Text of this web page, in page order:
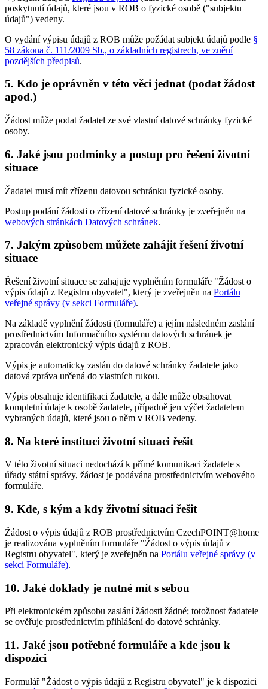
poskytnutí údajů, které jsou v ROB o fyzické osobě ("subjektu
údajů") vedeny.
O vydání výpisu údajů z ROB může požádat subjekt údajů podle §
58 zákona č. 111/2009 Sb., o základních registrech, ve znění
pozdějších předpisů.
5. Kdo je oprávněn v této věci jednat (podat žádost
apod.)
Žádost může podat žadatel ze své vlastní datové schránky fyzické
osoby.
6. Jaké jsou podmínky a postup pro řešení životní
situace
Žadatel musí mít zřízenu datovou schránku fyzické osoby.
Postup podání žádosti o zřízení datové schránky je zveřejněn na
webových stránkách Datových schránek.
7. Jakým způsobem můžete zahájit řešení životní
situace
Řešení životní situace se zahajuje vyplněním formuláře "Žádost o
výpis údajů z Registru obyvatel", který je zveřejněn na Portálu
veřejné správy (v sekci Formuláře).
Na základě vyplnění žádosti (formuláře) a jejím následném zaslání
prostřednictvím Informačního systému datových schránek je
zpracován elektronický výpis údajů z ROB.
Výpis je automaticky zaslán do datové schránky žadatele jako
datová zpráva určená do vlastních rukou.
Výpis obsahuje identifikaci žadatele, a dále může obsahovat
kompletní údaje k osobě žadatele, případně jen výčet žadatelem
vybraných údajů, které jsou o něm v ROB vedeny.
8. Na které instituci životní situaci řešit
V této životní situaci nedochází k přímé komunikaci žadatele s
úřady státní správy, žádost je podávána prostřednictvím webového
formuláře.
9. Kde, s kým a kdy životní situaci řešit
Žádost o výpis údajů z ROB prostřednictvím CzechPOINT@home
je realizována vyplněním formuláře "Žádost o výpis údajů z
Registru obyvatel", který je zveřejněn na Portálu veřejné správy (v
sekci Formuláře).
10. Jaké doklady je nutné mít s sebou
Při elektronickém způsobu zaslání žádosti žádné; totožnost žadatele
se ověřuje prostřednictvím přihlášení do datové schránky.
11. Jaké jsou potřebné formuláře a kde jsou k
dispozici
Formulář "Žádost o výpis údajů z Registru obyvatel" je k dispozici